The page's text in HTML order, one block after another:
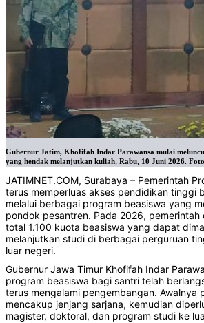
Gubernur Jatim, Khofifah Indar Parawansa mulai
yang hendak melanjutkan kuliah, Rabu, 10 Juni 2026.
JATIMNET.COM, Surabaya – Pemerintah
terus memperluas akses pendidikan tinggi
melalui berbagai program beasiswa yang
pondok pesantren. Pada 2026, pemerintah
total 1.100 kuota beasiswa yang dapat
melanjutkan studi di berbagai perguruan
luar negeri.
Gubernur Jawa Timur Khofifah Indar
program beasiswa bagi santri telah
terus mengalami pengembangan. Awalnya
mencakup jenjang sarjana, kemudian
magister, doktoral, dan program studi ke